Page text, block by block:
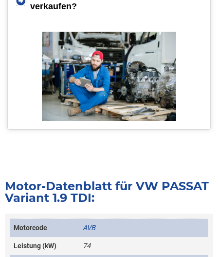
verkaufen?
Motor-Datenblatt für VW PASSAT
Variant 1.9 TDI:
Motorcode AVB
Leistung (kW) 74